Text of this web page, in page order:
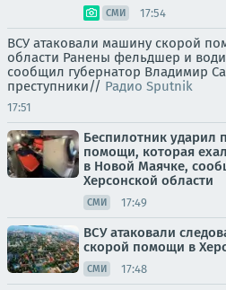
СМИ 17:54
ВСУ атаковали машину скорой
области Ранены фельдшер и
сообщил губернатор Владимир
преступники// Радио Sputnik
17:51
Беспилотник ударил
помощи, которая
в Новой Маячке,
Херсонской области
СМИ 17:49
ВСУ атаковали
скорой помощи в
СМИ 17:48